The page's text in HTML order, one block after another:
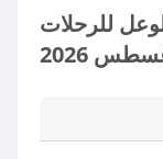
للرحلات
2026